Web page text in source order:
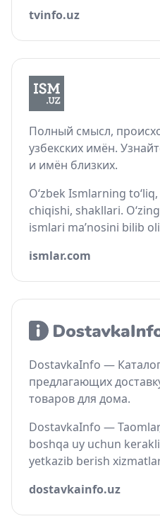
tvinfo.uz
Полный смысл,
узбекских имён.
и имён близких.
O‘zbek Ismlarning
chiqishi, shakllari.
ismlari ma’nosini bilib
ismlar.com
DostavkaInfo —
предлагающих
товаров для дома.
DostavkaInfo —
boshqa uy uchun
yetkazib berish
dostavkainfo.uz